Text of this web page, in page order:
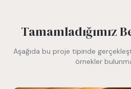
Tamamladığımız
Aşağıda bu proje tipinde
örnekler